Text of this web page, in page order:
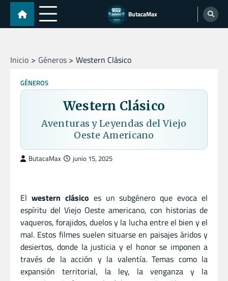
Skip
content
ButacaMax
Inicio Géneros Western Clásico
GÉNEROS
Western Clásico
Aventuras y Leyendas del Viejo
Oeste Americano
ButacaMax junio 15, 2025
El western clásico es un subgénero que evoca el
espíritu del Viejo Oeste americano, con historias de
vaqueros, forajidos, duelos y la lucha entre el bien y el
mal. Estos filmes suelen situarse en paisajes áridos y
desiertos, donde la justicia y el honor se imponen a
través de la acción y la valentía. Temas como la
expansión territorial, la ley, la venganza y la